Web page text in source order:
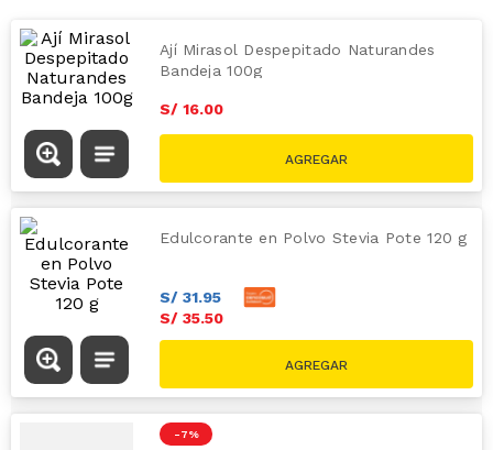
Ají Mirasol Despepitado Naturandes
Bandeja 100g
S/ 16.00
Edulcorante en Polvo Stevia Pote 120 g
S/ 31.95
S/ 35.50
-7 %